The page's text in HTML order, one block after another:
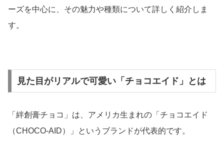
ーズを中心に、その魅力や種類について詳しく紹介しま
す。
見た目がリアルで可愛い「チョコエイド」とは
「絆創膏チョコ」は、アメリカ生まれの「チョコエイド
（CHOCO-AID）」というブランドが代表的です。